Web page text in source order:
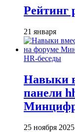
Рейтинг
21 января
HR-беседы
Навыки
панели
25 ноября 2025